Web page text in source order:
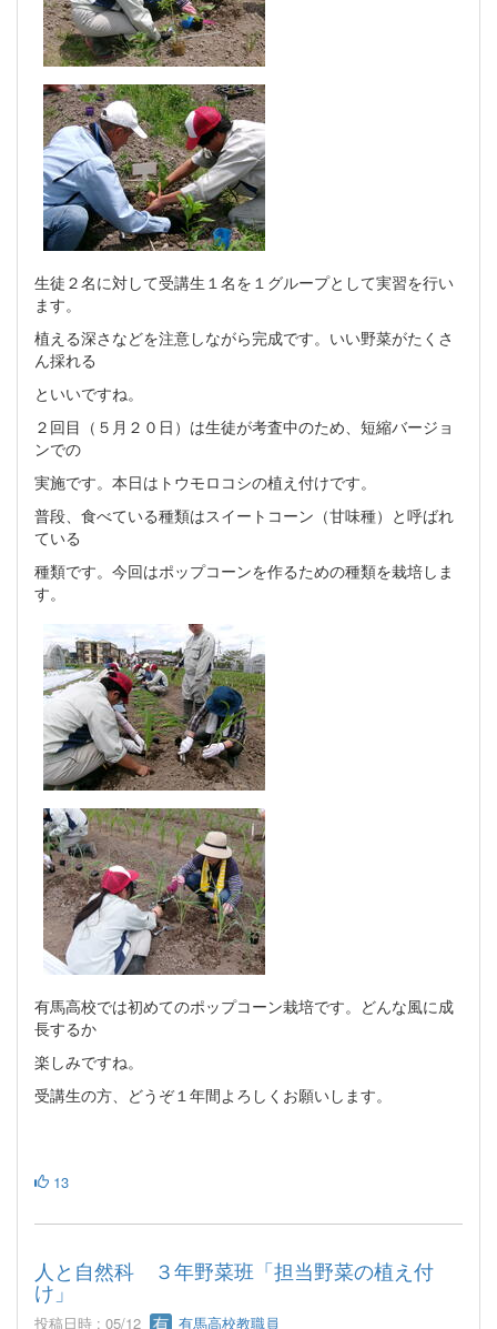
生徒２名に対して受講生１名を１グループとして実習を行い
ます。
植える深さなどを注意しながら完成です。いい野菜がたくさ
ん採れる
といいですね。
２回目（５月２０日）は生徒が考査中のため、短縮バージョ
ンでの
実施です。本日はトウモロコシの植え付けです。
普段、食べている種類はスイートコーン（甘味種）と呼ばれ
ている
種類です。今回はポップコーンを作るための種類を栽培しま
す。
有馬高校では初めてのポップコーン栽培です。どんな風に成
長するか
楽しみですね。
受講生の方、どうぞ１年間よろしくお願いします。
13
人と自然科 ３年野菜班「担当野菜の植え付
け」
投稿日時 : 05/12 有馬高校教職員